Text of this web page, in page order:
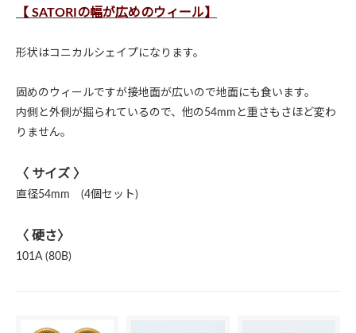
【 SATORIの幅が広めのウィール】
形状はコニカルシェイプになります。
固めのウィールですが接地面が広いので地面にも食います。
内側と外側が掘られているので、他の54mmと重さもさほど変わ
りません。
〈 サイズ 〉
直径54mm (4個セット)
〈 硬さ〉
101A (80B)